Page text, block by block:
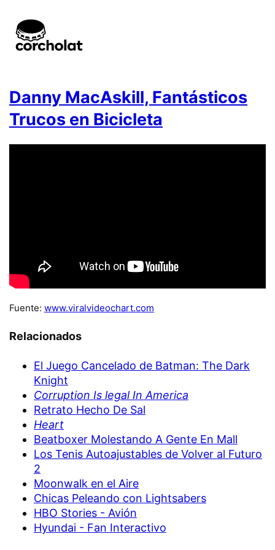
Danny MacAskill, Fantásticos
Trucos en Bicicleta
Fuente: www.viralvideochart.com
Relacionados
El Juego Cancelado de Batman: The Dark
Knight
Corruption Is legal In America
Retrato Hecho De Sal
Heart
Beatboxer Molestando A Gente En Mall
Los Tenis Autoajustables de Volver al Futuro
2
Moonwalk en el Aire
Chicas Peleando con Lightsabers
HBO Stories - Avión
Hyundai - Fan Interactivo